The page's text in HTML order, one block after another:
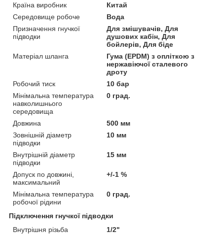
Країна виробник
Китай
Середовище робоче
Вода
Призначення гнучкої
підводки
Для змішувачів, Для
душових кабін, Для
бойлерів, Для біде
Матеріал шланга
Гума (EPDM) з опліткою з
нержавіючої сталевого
дроту
Робочий тиск
10 бар
Мінімальна температура
навколишнього
середовища
0 град.
Довжина
500 мм
Зовнішній діаметр
підводки
10 мм
Внутрішній діаметр
підводки
15 мм
Допуск по довжині,
максимальний
+/-1 %
Мінімальна температура
робочої рідини
0 град.
Підключення гнучкої підводки
Внутрішня різьба
1/2"